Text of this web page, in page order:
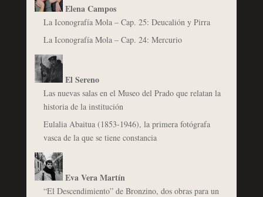
Elena Campos
La Iconografía Mola – Cap. 25: Deucalión y Pirra
La Iconografía Mola – Cap. 24: Mercurio
El Sereno
Las nuevas salas en el Museo del Prado que relatan la
historia de la institución
Eulalia Abaitua (1853-1946), la primera fotógrafa
vasca de la que se tiene constancia
Eva Vera Martín
“El Descendimiento” de Bronzino, dos obras para un